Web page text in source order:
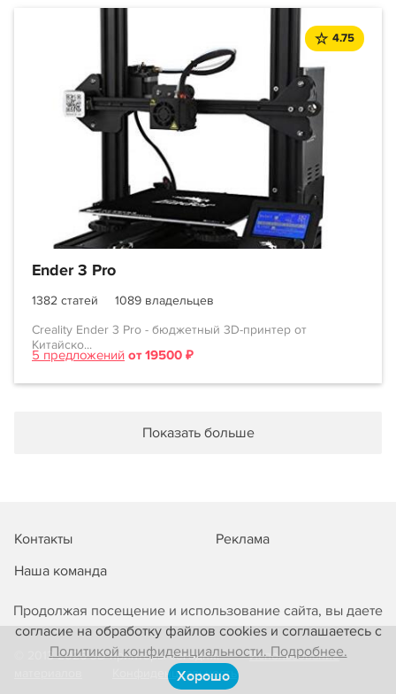
Продолжая посещение и использование сайта, вы даете
согласие на обработку файлов cookies и соглашаетесь с
Политикой конфиденциальности. Подробнее.
Хорошо
4.75
Ender 3 Pro
1382 статей
1089 владельцев
Creality Ender 3 Pro - бюджетный 3D-принтер от
Китайско...
5 предложений от 19500 ₽
Показать больше
Контакты
Реклама
Наша команда
© 2013-2026 3D-принтеры сегодня!
Использование
Конфиденциальность